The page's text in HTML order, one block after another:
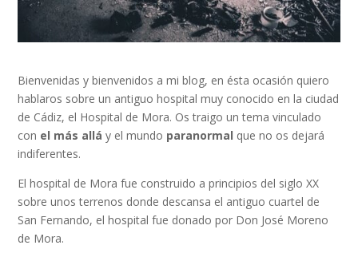
Bienvenidas y bienvenidos a mi blog, en ésta ocasión quiero
hablaros sobre un antiguo hospital muy conocido en la ciudad
de Cádiz, el Hospital de Mora. Os traigo un tema vinculado
con el más allá y el mundo paranormal que no os dejará
indiferentes.
El hospital de Mora fue construido a principios del siglo XX
sobre unos terrenos donde descansa el antiguo cuartel de
San Fernando, el hospital fue donado por Don José Moreno
de Mora.